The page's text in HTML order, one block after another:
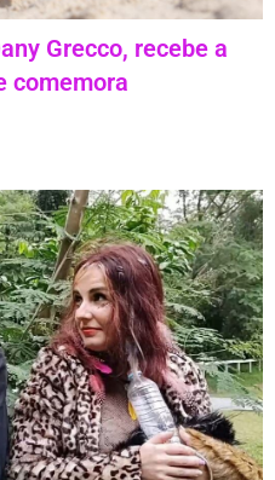
Grecco, recebe a
comemora